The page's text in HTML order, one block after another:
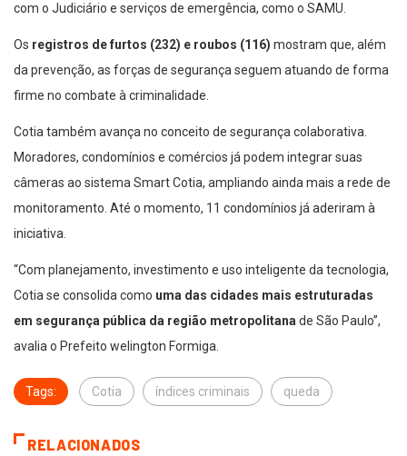
com o Judiciário e serviços de emergência, como o SAMU.
Os registros de furtos (232) e roubos (116) mostram que, além
da prevenção, as forças de segurança seguem atuando de forma
firme no combate à criminalidade.
Cotia também avança no conceito de segurança colaborativa.
Moradores, condomínios e comércios já podem integrar suas
câmeras ao sistema Smart Cotia, ampliando ainda mais a rede de
monitoramento. Até o momento, 11 condomínios já aderiram à
iniciativa.
“Com planejamento, investimento e uso inteligente da tecnologia,
Cotia se consolida como uma das cidades mais estruturadas
em segurança pública da região metropolitanade São Paulo”,
avalia o Prefeito welington Formiga.
Tags: Cotia índices criminais queda
RELACIONADOS